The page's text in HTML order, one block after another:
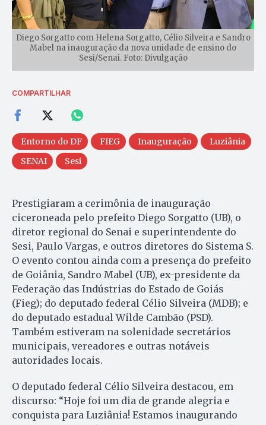
Diego Sorgatto com Helena Sorgatto, Célio Silveira e Sandro
Mabel na inauguração da nova unidade de ensino do
Sesi/Senai. Foto: Divulgação
COMPARTILHAR
Entorno do DF FIEG Inauguração
Luziânia
SENAI
Sesi
Prestigiaram a cerimônia de inauguração
ciceroneada pelo prefeito Diego Sorgatto (UB), o
diretor regional do Senai e superintendente do
Sesi, Paulo Vargas, e outros diretores do Sistema S.
O evento contou ainda com a presença do prefeito
de Goiânia, Sandro Mabel (UB), ex-presidente da
Federação das Indústrias do Estado de Goiás
(Fieg); do deputado federal Célio Silveira (MDB); e
do deputado estadual Wilde Cambão (PSD).
Também estiveram na solenidade secretários
municipais, vereadores e outras notáveis
autoridades locais.
O deputado federal Célio Silveira destacou, em
discurso: “Hoje foi um dia de grande alegria e
conquista para Luziânia! Estamos inaugurando